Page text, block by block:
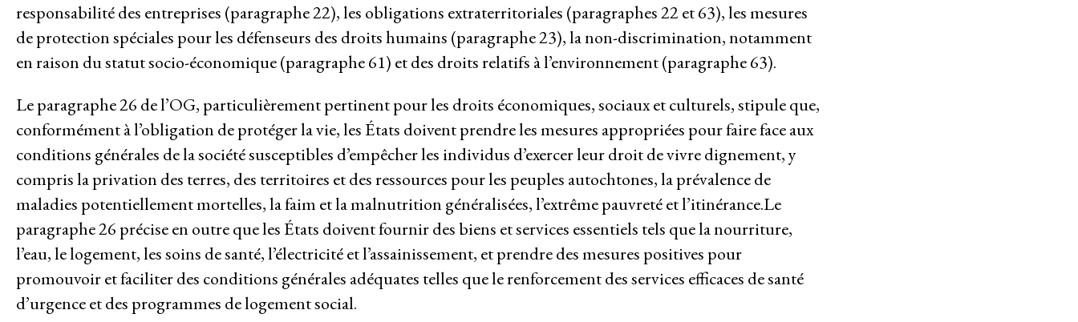
Qu’est-ce que les DESC ?
Base de données de jurisprudence
Série de bandes dessinées sur l’emprise des entreprises
DERNIÈRES NOUVELLES
PARTICIPER
Bulletins d’information
Devenir membre
Faire un don
Agir
responsabilité des entreprises (paragraphe 22), les obligations extraterritoriales (paragraphes 22 et 63), les mesures
de protection spéciales pour les défenseurs des droits humains (paragraphe 23), la non-discrimination, notamment
en raison du statut socio-économique (paragraphe 61) et des droits relatifs à l’environnement (paragraphe 63).
Le paragraphe 26 de l’OG, particulièrement pertinent pour les droits économiques, sociaux et culturels, stipule que,
conformément à l’obligation de protéger la vie, les États doivent prendre les mesures appropriées pour faire face aux
conditions générales de la société susceptibles d’empêcher les individus d’exercer leur droit de vivre dignement, y
compris la privation des terres, des territoires et des ressources pour les peuples autochtones, la prévalence de
maladies potentiellement mortelles, la faim et la malnutrition généralisées, l’extrême pauvreté et l’itinérance.Le
paragraphe 26 précise en outre que les États doivent fournir des biens et services essentiels tels que la nourriture,
l’eau, le logement, les soins de santé, l’électricité et l’assainissement, et prendre des mesures positives pour
promouvoir et faciliter des conditions générales adéquates telles que le renforcement des services efficaces de santé
d’urgence et des programmes de logement social.